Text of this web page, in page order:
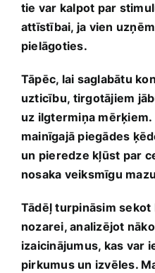
tie var kalpot par
attīstībai,‌ ja vien
pielāgoties.
Tāpēc, lai saglabātu
uzticību, ⁤tirgotājiem
uz ilgtermiņa
mainīgajā piegādes
un ⁤pieredze kļūst par
nosaka veiksmīgu
Tādēļ turpināsim sekot
nozarei, ‍analizējot
izaicinājumus, kas var
pirkumus un izvēles.